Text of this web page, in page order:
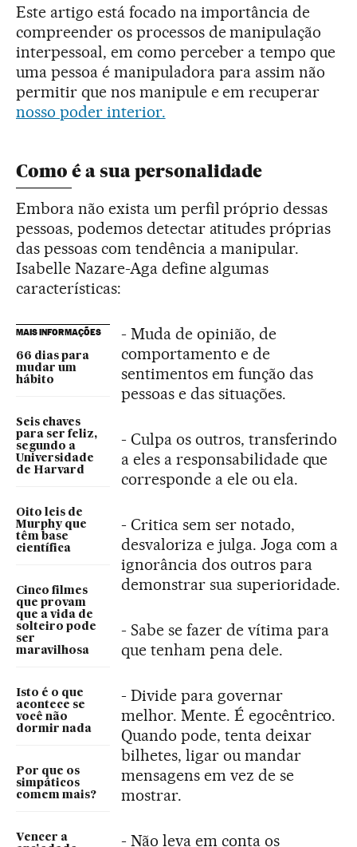
Este artigo está focado na importância de
compreender os processos de manipulação
interpessoal, em como perceber a tempo que
uma pessoa é manipuladora para assim não
permitir que nos manipule e em recuperar
nosso poder interior.
Como é a sua personalidade
Embora não exista um perfil próprio dessas
pessoas, podemos detectar atitudes próprias
das pessoas com tendência a manipular.
Isabelle Nazare-Aga define algumas
características:
MAIS INFORMAÇÕES
66 dias para
mudar um
hábito
Seis chaves
para ser feliz,
segundo a
Universidade
de Harvard
Oito leis de
Murphy que
têm base
científica
Cinco filmes
que provam
que a vida de
solteiro pode
ser
maravilhosa
Isto é o que
acontece se
você não
dormir nada
Por que os
simpáticos
comem mais?
Vencer a
- Muda de opinião, de
comportamento e de
sentimentos em função das
pessoas e das situações.
- Culpa os outros, transferindo
a eles a responsabilidade que
corresponde a ele ou ela.
- Critica sem ser notado,
desvaloriza e julga. Joga com a
ignorância dos outros para
demonstrar sua superioridade.
- Sabe se fazer de vítima para
que tenham pena dele.
- Divide para governar
melhor. Mente. É egocêntrico.
Quando pode, tenta deixar
bilhetes, ligar ou mandar
mensagens em vez de se
mostrar.
- Não leva em conta os